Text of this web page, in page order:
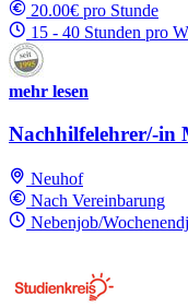
20.00€ pro Stunde
15 - 40 Stunden pro
mehr lesen
Nachhilfelehrer/-in
Neuhof
Nach Vereinbarung
Nebenjob/